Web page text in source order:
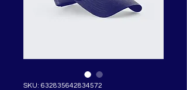
SKU: 632835642834572